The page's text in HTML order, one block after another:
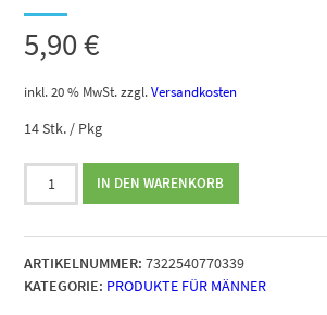
5,90€
inkl. 20 % MwSt. zzgl.Versandkosten
14 Stk. / Pkg
Tena
Men
Shield
Menge
IN DEN WARENKORB
ARTIKELNUMMER: 7322540770339
KATEGORIE: PRODUKTE FÜR MÄNNER